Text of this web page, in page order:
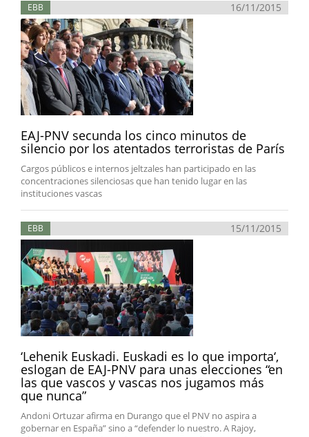
EBB 16/11/2015
EAJ-PNV secunda los cinco minutos de
silencio por los atentados terroristas de París
Cargos públicos e internos jeltzales han participado en las
concentraciones silenciosas que han tenido lugar en las
instituciones vascas
EBB 15/11/2015
‘Lehenik Euskadi. Euskadi es lo que importa‘,
eslogan de EAJ-PNV para unas elecciones “en
las que vascos y vascas nos jugamos más
que nunca”
Andoni Ortuzar afirma en Durango que el PNV no aspira a
gobernar en España” sino a “defender lo nuestro. A Rajoy,